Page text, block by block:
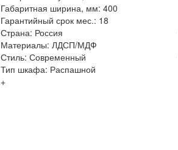
Габаритная ширина, мм: 400
Гарантийный срок мес.: 18
Страна: Россия
Материалы: ЛДСП/МДФ
Стиль: Современный
Тип шкафа: Распашной
+